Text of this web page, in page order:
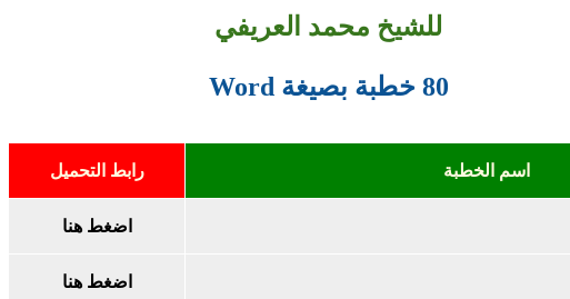
للشيخ محمد العريفي
80 خطبة بصيغة Word
اسم الخطبة رابط التحميل
اضغط هنا
اضغط هنا